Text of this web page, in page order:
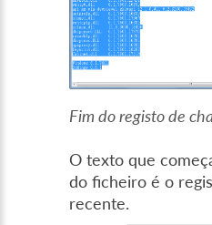
Fim do registo de
O texto que
do ficheiro é o
recente.